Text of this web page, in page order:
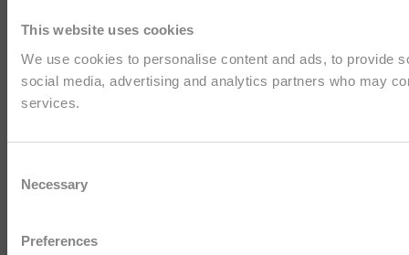
This website uses cookies
We use cookies to personalise content and ads, to provide
social media, advertising and analytics partners who may
services.
Selection
Necessary
Preferences